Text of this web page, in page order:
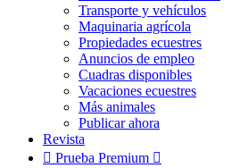
Transporte y vehículos
Maquinaria agrícola
Propiedades ecuestres
Anuncios de empleo
Cuadras disponibles
Vacaciones ecuestres
Más animales
Publicar ahora
Revista
 Prueba Premium 